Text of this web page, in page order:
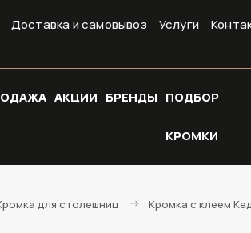
Доставка и самовывоз Услуги
АКЦИИ БРЕНДЫ ПОДБОР
КРОМКИ
для столешниц Кромка с клеем